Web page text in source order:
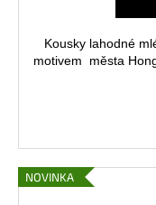
Kousky lahodné
motivem města
NOVINKA